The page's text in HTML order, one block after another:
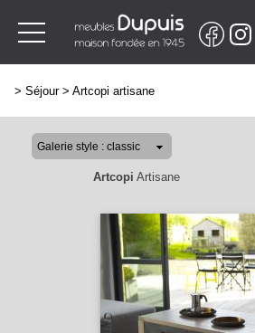
> Séjour> Artcopi artisane
Artcopi Artisane